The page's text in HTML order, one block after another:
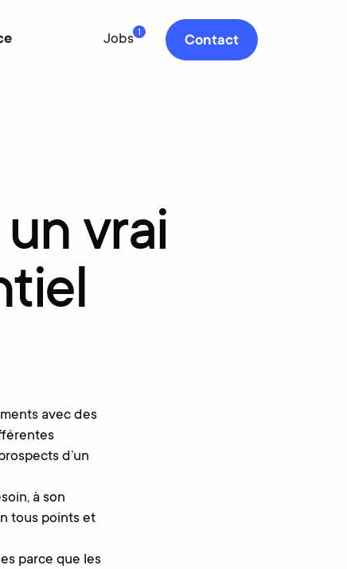
Jobs 1
Contact
un vrai
avec des
d’un
à son
tous points et
parce que les